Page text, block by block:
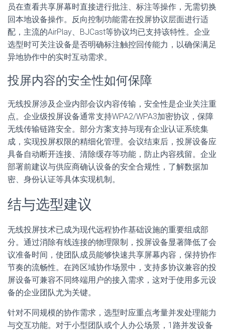
员在查看共享屏幕时直接进行批注、标注等操作，无需切换
回本地设备操作。反向控制功能需在投屏协议层面进行适
配，主流的AirPlay、BJCast等协议均已支持该特性。企业
选型时可关注设备是否明确标注触控回传能力，以确保满足
异地协作中的实时互动需求。
投屏内容的安全性如何保障
无线投屏涉及企业内部会议内容传输，安全性是企业关注重
点。企业级投屏设备通常支持WPA2/WPA3加密协议，保障
无线传输链路安全。部分方案支持与现有企业认证系统集
成，实现投屏权限的精细化管理。会议结束后，投屏设备应
具备自动断开连接、清除缓存等功能，防止内容残留。企业
部署前建议与供应商确认设备的安全合规性，了解数据加
密、身份认证等具体实现机制。
结与选型建议
无线投屏技术已成为现代远程协作基础设施的重要组成部
分。通过消除有线连接的物理限制，投屏设备显著降低了会
议准备时间，使团队成员能够快速共享屏幕内容，保持协作
节奏的流畅性。在跨区域协作场景中，支持多协议兼容的投
屏设备可兼容不同终端用户的接入需求，这对于使用多元设
备的企业团队尤为关键。
针对不同规模的协作需求，选型时应重点考量并发处理能力
与交互功能。对于小型团队或个人办公场景，1路并发设备